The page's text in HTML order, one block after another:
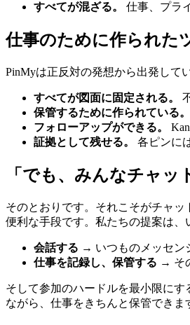
すべてが混ざる。
仕事、プラ
仕事のために作られた
PinMyは正反対の発想から出発して
すべてが図面に固定される。
保管するために作られている。
フォローアップができる。
証拠として残せる。
各ピンに
「でも、みんなチャッ
そのとおりです。それこそがチャ
便利な手段です。私たちの提案は、
会話する → いつものメッセン
仕事を記録し、保管する → そ
そして参加のハードルを最小限に
ながら、仕事をきちんと保管できま